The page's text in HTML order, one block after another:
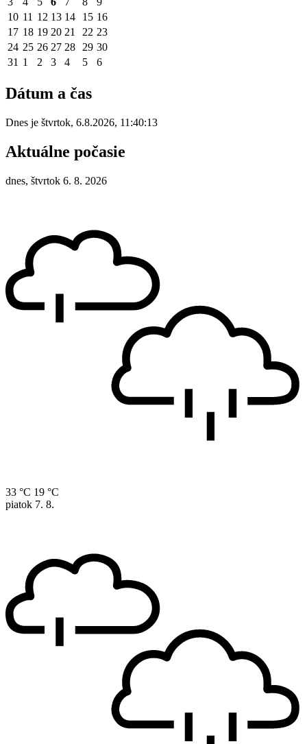
10 11 12 13 14 15 16
17 18 19 20 21 22 23
24 25 26 27 28 29 30
31 1 2 3 4 5 6
Dátum a čas
Dnes je štvrtok, 6.8.2026, 11:40:13
Aktuálne počasie
dnes, štvrtok 6. 8. 2026
33 °C 19 °C
piatok 7. 8.